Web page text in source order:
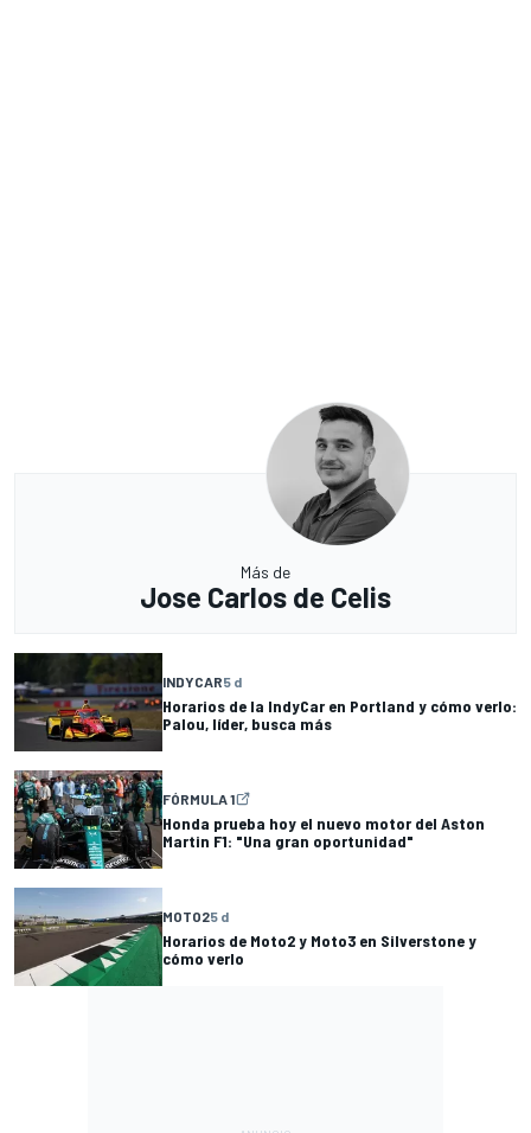
Más de
Jose Carlos de Celis
INDYCAR5 d
Horarios de la IndyCar en Portland y cómo verlo:
Palou, líder, busca más
FÓRMULA 1
Honda prueba hoy el nuevo motor del Aston
Martin F1: "Una gran oportunidad"
MOTO25 d
Horarios de Moto2 y Moto3 en Silverstone y
cómo verlo